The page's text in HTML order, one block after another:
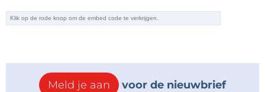
Meld je aan voor de nieuwbrief